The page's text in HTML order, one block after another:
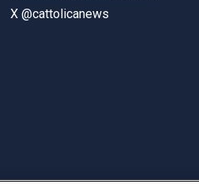
X @cattolicanews